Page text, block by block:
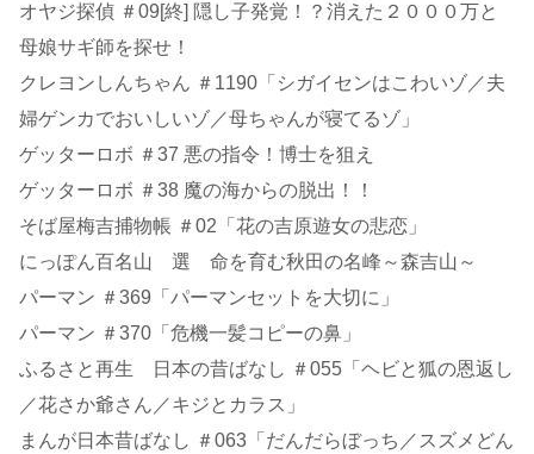
オヤジ探偵 ＃09[終] 隠し子発覚！？消えた２０００万と
母娘サギ師を探せ！
クレヨンしんちゃん ＃1190「シガイセンはこわいゾ／夫
婦ゲンカでおいしいゾ／母ちゃんが寝てるゾ」
ゲッターロボ ＃37 悪の指令！博士を狙え
ゲッターロボ ＃38 魔の海からの脱出！！
そば屋梅吉捕物帳 ＃02「花の吉原遊女の悲恋」
にっぽん百名山 選 命を育む秋田の名峰～森吉山～
パーマン ＃369「パーマンセットを大切に」
パーマン ＃370「危機一髪コピーの鼻」
ふるさと再生 日本の昔ばなし ＃055「ヘビと狐の恩返し
／花さか爺さん／キジとカラス」
まんが日本昔ばなし ＃063「だんだらぼっち／スズメどん